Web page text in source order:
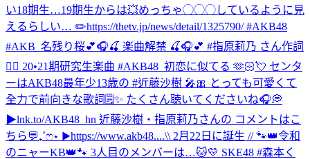
い18期生…19期生からは💥めっちゃ◯◯◯しているように見
えるらしい… ✏️https://thetv.jp/news/detail/1325790/ #AKB48
#AKB_名残り桜💕🎧🍒 楽曲解禁 🍒🎧💕 #指原莉乃 さん作詞
✍🏻 20•21期研究生楽曲 #AKB48_初恋に似てる 🫶🏻💘 センタ
ーはAKB48最年少13歳の #近藤沙樹 🎤🎀 とっても可愛くて
全力で前向きな歌詞🗒️✨ たくさん聴いてくださいね🎧💭
▶︎lnk.to/AKB48_hn 近藤沙樹・指原莉乃さんの コメントはこ
ちら💬₊˚ෆ⋆ ▶︎https://www.akb48....\\ 2月22日に誕生 // 🐾👑令和
のニャーKB👑🐾 3人目のメンバーは…🐱💛 SKE48 #森本く